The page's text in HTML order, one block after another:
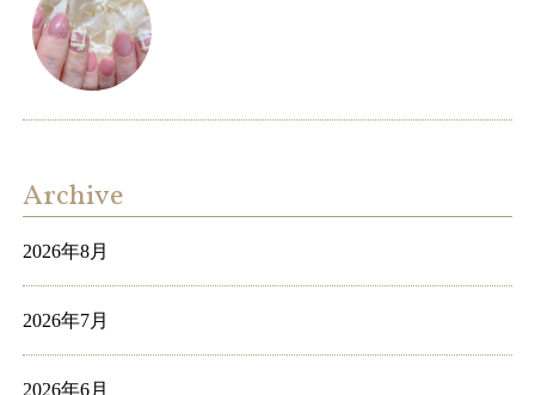
Archive
2026年8月
2026年7月
2026年6月